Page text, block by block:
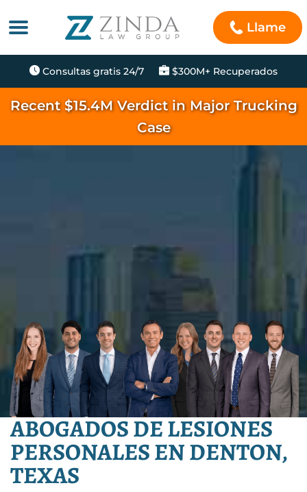
Llame
Consultas gratis 24/7 $300M+ Recuperados
Recent $15.4M Verdict in Major Trucking
Case
ABOGADOS DE LESIONES
PERSONALES EN DENTON,
TEXAS